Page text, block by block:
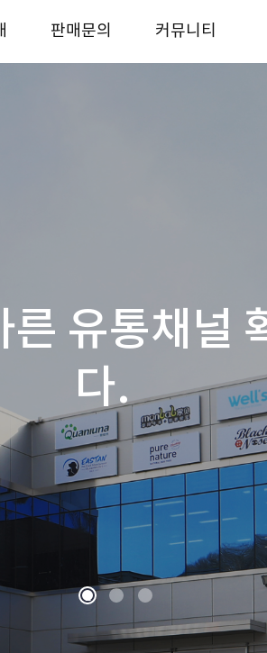
판매문의 커뮤니티
유통채널
다.
1